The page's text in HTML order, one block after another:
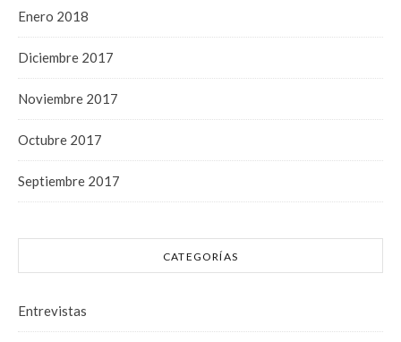
Enero 2018
Diciembre 2017
Noviembre 2017
Octubre 2017
Septiembre 2017
CATEGORÍAS
Entrevistas